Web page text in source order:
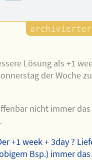
Lösung als +1
der Woche zu
nicht immer
+1 week + 3day ?
Bsp.) immer